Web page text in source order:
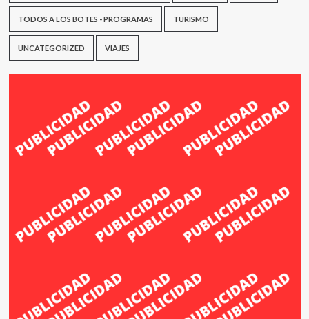
TODOS A LOS BOTES - PROGRAMAS TURISMO
UNCATEGORIZED VIAJES